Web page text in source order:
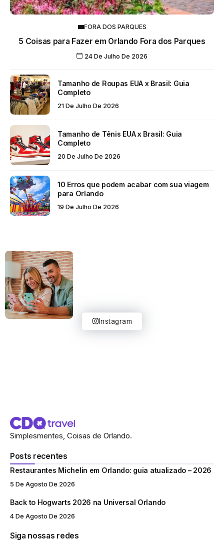
FORA DOS PARQUES
5 Coisas para Fazer em Orlando Fora dos Parques
24 De Julho De 2026
Tamanho de Roupas EUA x Brasil: Guia
Completo
21 De Julho De 2026
Tamanho de Tênis EUA x Brasil: Guia
Completo
20 De Julho De 2026
10 Erros que podem acabar com sua viagem
para Orlando
19 De Julho De 2026
Instagram
Simplesmentes, Coisas de Orlando.
Posts recentes
Restaurantes Michelin em Orlando: guia atualizado – 2026
5 De Agosto De 2026
Back to Hogwarts 2026 na Universal Orlando
4 De Agosto De 2026
Siga nossas redes